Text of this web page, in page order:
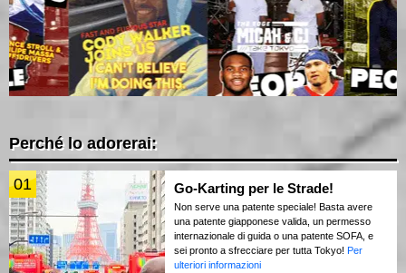
Perché lo adorerai:
01 Go-Karting per le Strade!
Non serve una patente speciale! Basta avere
una patente giapponese valida, un permesso
internazionale di guida o una patente SOFA, e
sei pronto a sfrecciare per tutta Tokyo! Per
ulteriori informazioni